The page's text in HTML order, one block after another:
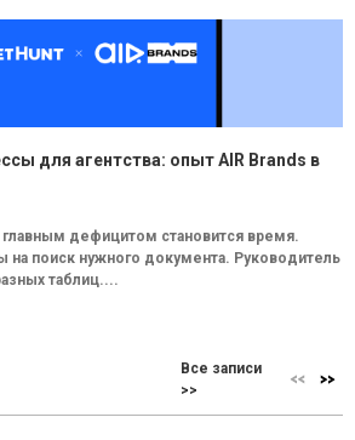
для агентства: опыт AIR Brands в
главным дефицитом становится время.
на поиск нужного документа. Руководитель
таблиц....
Все записи
>>